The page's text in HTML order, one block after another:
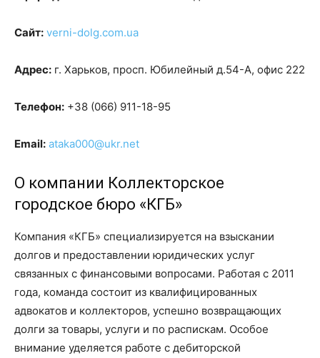
Сайт: verni-dolg.com.ua
Адрес: г. Харьков, просп. Юбилейный д.54-A, офис 222
Телефон: +38 (066) 911-18-95
Email: ataka000@ukr.net
О компании Коллекторское
городское бюро «КГБ»
Компания «КГБ» специализируется на взыскании
долгов и предоставлении юридических услуг
связанных с финансовыми вопросами. Работая с 2011
года, команда состоит из квалифицированных
адвокатов и коллекторов, успешно возвращающих
долги за товары, услуги и по распискам. Особое
внимание уделяется работе с дебиторской